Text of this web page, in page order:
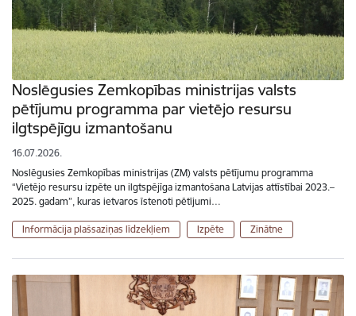
Noslēgusies Zemkopības ministrijas valsts
pētījumu programma par vietējo resursu
ilgtspējīgu izmantošanu
16.07.2026.
Noslēgusies Zemkopības ministrijas (ZM) valsts pētījumu programma
“Vietējo resursu izpēte un ilgtspējīga izmantošana Latvijas attīstībai 2023.–
2025. gadam”, kuras ietvaros īstenoti pētījumi…
Informācija plašsaziņas līdzekļiem Izpēte Zinātne